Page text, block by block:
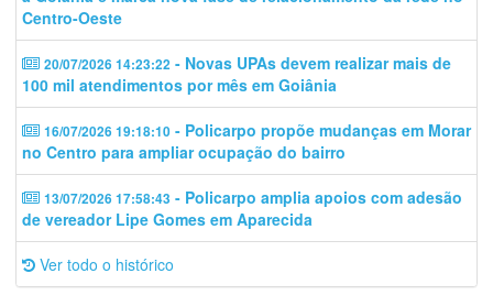
Centro-Oeste
20/07/2026 14:23:22 - Novas UPAs devem realizar mais de
100 mil atendimentos por mês em Goiânia
16/07/2026 19:18:10 - Policarpo propõe mudanças em Morar
no Centro para ampliar ocupação do bairro
13/07/2026 17:58:43 - Policarpo amplia apoios com adesão
de vereador Lipe Gomes em Aparecida
Ver todo o histórico